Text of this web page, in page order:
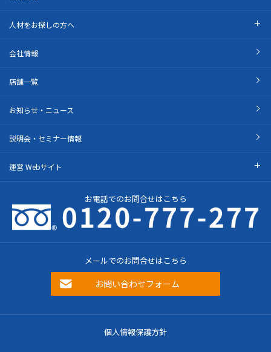
人材をお探しの方へ
会社情報
店舗一覧
お知らせ・ニュース
説明会・セミナー情報
運営 Webサイト
お電話でのお問合せはこちら
メールでのお問合せはこちら
お問い合わせフォーム
個人情報保護方針